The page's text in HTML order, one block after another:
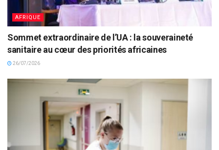
AFRIQUE
Sommet extraordinaire de l’UA : la souveraineté
sanitaire au cœur des priorités africaines
26/07/2026